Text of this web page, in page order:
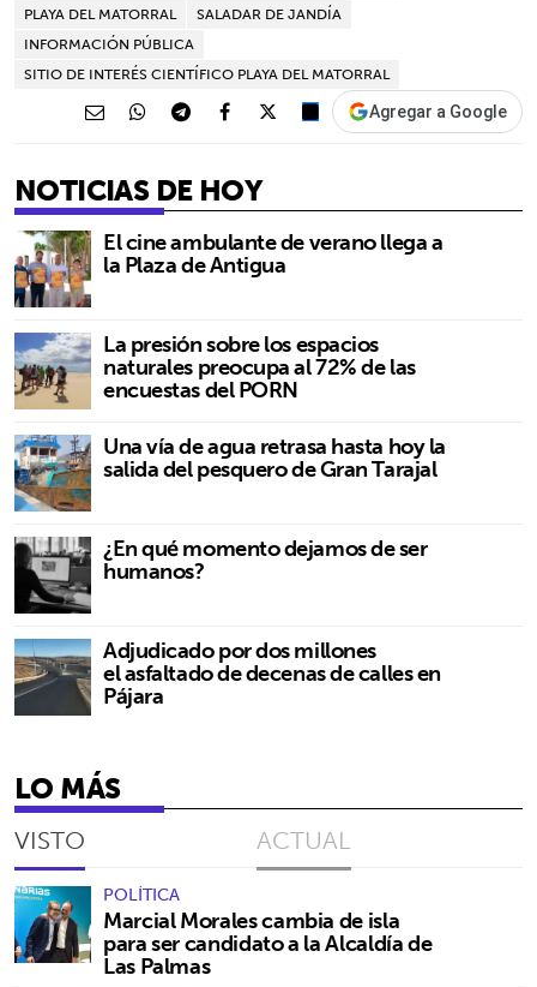
PLAYA DEL MATORRAL
SALADAR DE JANDÍA
INFORMACIÓN PÚBLICA
SITIO DE INTERÉS CIENTÍFICO PLAYA DEL MATORRAL
Agregar a Google
NOTICIAS DE HOY
El cine ambulante de verano llega a
la Plaza de Antigua
La presión sobre los espacios
naturales preocupa al 72% de las
encuestas del PORN
Una vía de agua retrasa hasta hoy la
salida del pesquero de Gran Tarajal
¿En qué momento dejamos de ser
humanos?
Adjudicado por dos millones
el asfaltado de decenas de calles en
Pájara
LO MÁS
VISTO ACTUAL
POLÍTICA
Marcial Morales cambia de isla
para ser candidato a la Alcaldía de
Las Palmas